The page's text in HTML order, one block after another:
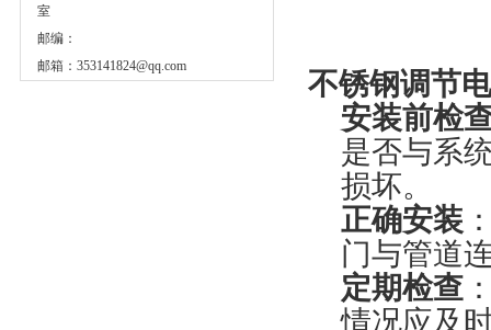
室
邮编：
邮箱： 353141824@qq.com
不锈钢调节
安装前检
是否与系
损坏。
正确安装
门与管道
定期检查
情况应及